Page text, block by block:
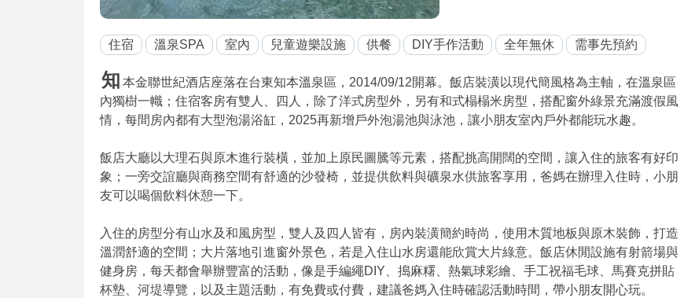
住宿 溫泉SPA 室內 兒童遊樂設施 供餐 DIY手作活動 全年無休 需事先預約
知 本金聯世紀酒店座落在台東知本溫泉區，2014/09/12開幕。飯店裝潢以現代簡風格為主軸，在溫泉區
內獨樹一幟；住宿客房有雙人、四人，除了洋式房型外，另有和式榻榻米房型，搭配窗外綠景充滿渡假風
情，每間房內都有大型泡湯浴缸，2025再新增戶外泡湯池與泳池，讓小朋友室內戶外都能玩水趣。
飯店大廳以大理石與原木進行裝橫，並加上原民圖騰等元素，搭配挑高開闊的空間，讓入住的旅客有好印
象；一旁交誼廳與商務空間有舒適的沙發椅，並提供飲料與礦泉水供旅客享用，爸媽在辦理入住時，小朋
友可以喝個飲料休憩一下。
入住的房型分有山水及和風房型，雙人及四人皆有，房內裝潢簡約時尚，使用木質地板與原木裝飾，打造
溫潤舒適的空間；大片落地引進窗外景色，若是入住山水房還能欣賞大片綠意。飯店休閒設施有射箭場與
健身房，每天都會舉辦豐富的活動，像是手編繩DIY、搗麻糬、熱氣球彩繪、手工祝福毛球、馬賽克拼貼
杯墊、河堤導覽，以及主題活動，有免費或付費，建議爸媽入住時確認活動時間，帶小朋友開心玩。